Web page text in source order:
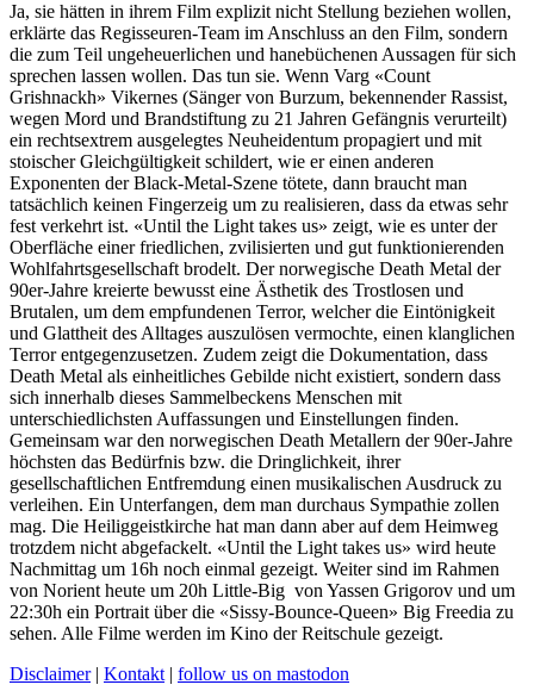
Ja, sie hätten in ihrem Film explizit nicht Stellung beziehen wollen,
erklärte das Regisseuren-Team im Anschluss an den Film, sondern
die zum Teil ungeheuerlichen und hanebüchenen Aussagen für sich
sprechen lassen wollen. Das tun sie. Wenn Varg «Count
Grishnackh» Vikernes (Sänger von Burzum, bekennender Rassist,
wegen Mord und Brandstiftung zu 21 Jahren Gefängnis verurteilt)
ein rechtsextrem ausgelegtes Neuheidentum propagiert und mit
stoischer Gleichgültigkeit schildert, wie er einen anderen
Exponenten der Black-Metal-Szene tötete, dann braucht man
tatsächlich keinen Fingerzeig um zu realisieren, dass da etwas sehr
fest verkehrt ist. «Until the Light takes us» zeigt, wie es unter der
Oberfläche einer friedlichen, zvilisierten und gut funktionierenden
Wohlfahrtsgesellschaft brodelt. Der norwegische Death Metal der
90er-Jahre kreierte bewusst eine Ästhetik des Trostlosen und
Brutalen, um dem empfundenen Terror, welcher die Eintönigkeit
und Glattheit des Alltages auszulösen vermochte, einen klanglichen
Terror entgegenzusetzen. Zudem zeigt die Dokumentation, dass
Death Metal als einheitliches Gebilde nicht existiert, sondern dass
sich innerhalb dieses Sammelbeckens Menschen mit
unterschiedlichsten Auffassungen und Einstellungen finden.
Gemeinsam war den norwegischen Death Metallern der 90er-Jahre
höchsten das Bedürfnis bzw. die Dringlichkeit, ihrer
gesellschaftlichen Entfremdung einen musikalischen Ausdruck zu
verleihen. Ein Unterfangen, dem man durchaus Sympathie zollen
mag. Die Heiliggeistkirche hat man dann aber auf dem Heimweg
trotzdem nicht abgefackelt. «Until the Light takes us» wird heute
Nachmittag um 16h noch einmal gezeigt. Weiter sind im Rahmen
von Norient heute um 20h Little-Big von Yassen Grigorov und um
22:30h ein Portrait über die «Sissy-Bounce-Queen» Big Freedia zu
sehen. Alle Filme werden im Kino der Reitschule gezeigt.
Disclaimer| Kontakt| follow us on mastodon